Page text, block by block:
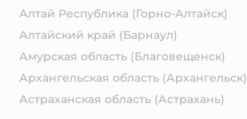
Алтай Республика (Горно-Алтайск)
Алтайский край (Барнаул)
Амурская область (Благовещенск)
Архангельская область (Архангельск)
Астраханская область (Астрахань)